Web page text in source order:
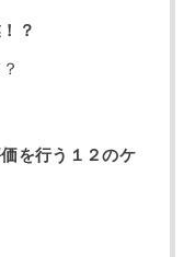
？
を行う１２のケ